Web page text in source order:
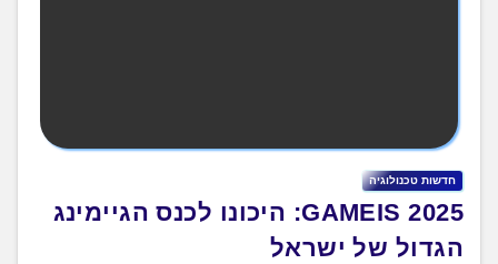
חדשות טכנולוגיה
GAMEIS 2025: היכונו לכנס הגיימינג
הגדול של ישראל